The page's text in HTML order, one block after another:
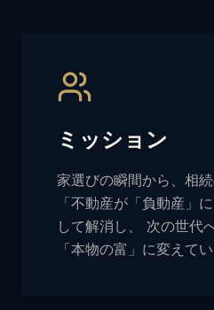
ミッション
家選びの瞬間から、相続
「不動産が「負動産」
して解消し、 次の世代
「本物の富」に変えてい